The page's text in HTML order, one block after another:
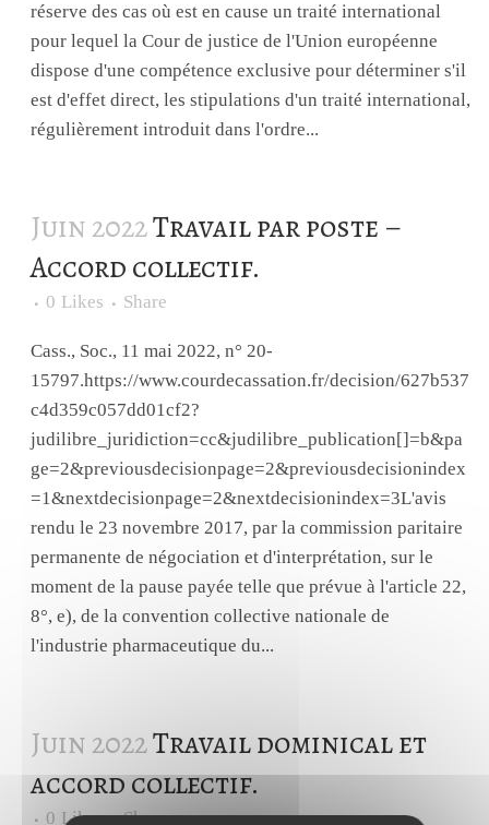
réserve des cas où est en cause un traité international
pour lequel la Cour de justice de l'Union européenne
dispose d'une compétence exclusive pour déterminer s'il
est d'effet direct, les stipulations d'un traité international,
régulièrement introduit dans l'ordre...
Juin 2022Travail par poste –
Accord collectif.
0 Likes Share
Cass., Soc., 11 mai 2022, n° 20-
15797.https://www.courdecassation.fr/decision/627b537
c4d359c057dd01cf2?
judilibre_juridiction=cc&judilibre_publication[]=b&pa
ge=2&previousdecisionpage=2&previousdecisionindex
=1&nextdecisionpage=2&nextdecisionindex=3L'avis
rendu le 23 novembre 2017, par la commission paritaire
permanente de négociation et d'interprétation, sur le
moment de la pause payée telle que prévue à l'article 22,
8°, e), de la convention collective nationale de
l'industrie pharmaceutique du...
Juin 2022Travail dominical et
accord collectif.
0 Likes Share